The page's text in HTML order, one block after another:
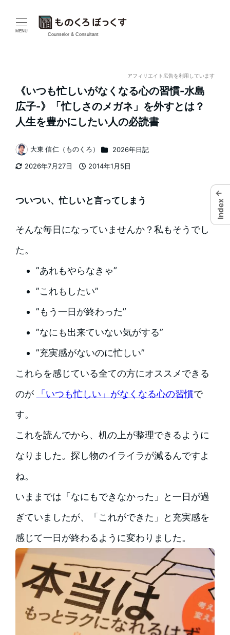
MENU
Counselor & Consultant
アフィリエイト広告を利用しています
《いつも忙しいがなくなる心の習慣-水島
広子-》「忙しさのメガネ」を外すとは？
人生を豊かにしたい人の必読書
2026年7月27日
2014年1月5日
著
者
大東 信仁（ものくろ） カテゴリー
2026年日記
ついつい、忙しいと言ってしまう
そんな毎日になっていませんか？私もそうでし
た。
”あれもやらなきゃ”
”これもしたい”
”もう一日が終わった”
”なにも出来ていない気がする”
”充実感がないのに忙しい”
これらを感じている全ての方にオススメできる
のが
「いつも忙しい」がなくなる心の習慣で
す。
これを読んでから、机の上が整理できるように
なりました。探し物のイライラが減るんですよ
ね。
いままでは「なにもできなかった」と一日が過
ぎていましたが、「これができた」と充実感を
感じて一日が終わるように変わりました。
←
Index